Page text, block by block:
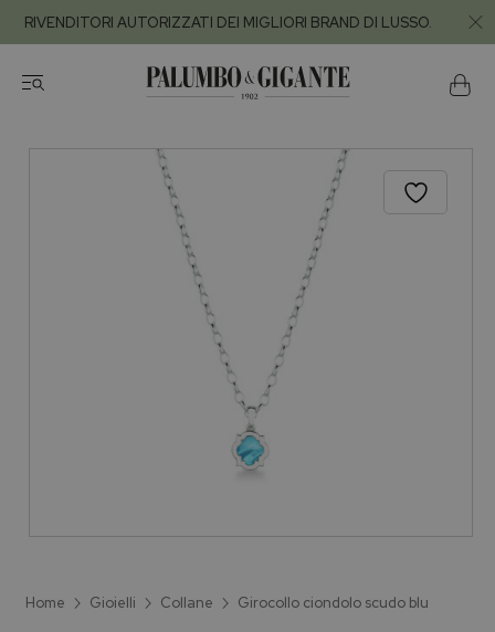
RIVENDITORI AUTORIZZATI DEI MIGLIORI BRAND DI LUSSO.
Home Gioielli Collane Girocollo ciondolo scudo blu